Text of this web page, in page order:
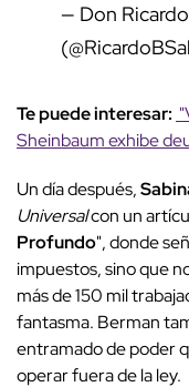
— Don
Te puede interesar:
Sheinbaum exhibe
Un día después,
Universalcon un
Profundo", donde
impuestos, sino que
más de 150 mil
fantasma. Berman
entramado de poder
operar fuera de la ley.